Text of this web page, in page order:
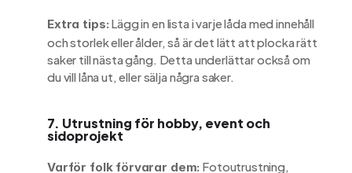
Extra tips: Lägg in en lista i varje låda med innehåll
och storlek eller ålder, så är det lätt att plocka rätt
saker till nästa gång. Detta underlättar också om
du vill låna ut, eller sälja några saker.
7. Utrustning för hobby, event och
sidoprojekt
Varför folk förvarar dem: Fotoutrustning,